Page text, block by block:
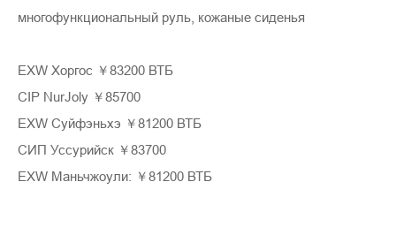
многофункциональный руль, кожаные сиденья
EXW Хоргос ￥83200 ВТБ
CIP NurJoly ￥85700
EXW Суйфэньхэ ￥81200 ВТБ
СИП Уссурийск ￥83700
EXW Маньчжоули: ￥81200 ВТБ